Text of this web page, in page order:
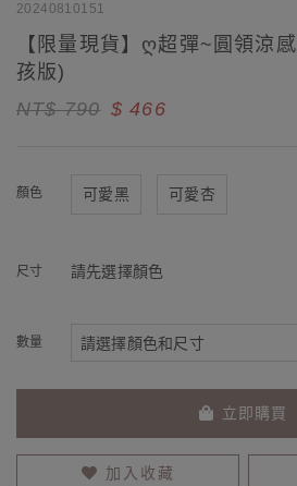
20240810151
【限量現貨】ღ超彈~圓領涼
孩版)
NT$ 790 $ 466
顏色 可愛黑 可愛杏
尺寸 請先選擇顏色
數量
立即購買
加入收藏